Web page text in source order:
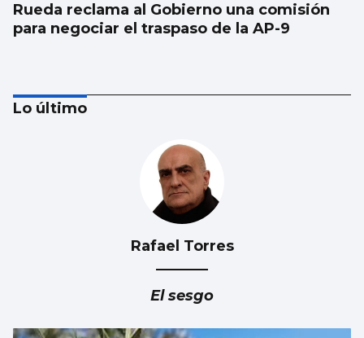
Rueda reclama al Gobierno una comisión
para negociar el traspaso de la AP-9
Lo último
Rafael Torres
El sesgo